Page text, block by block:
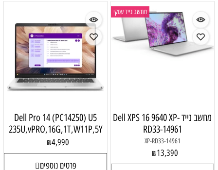
מחשב נייד עסקי
מחשב נייד Dell XPS 16 9640 XP-
RD33-14961
XP-RD33-14961
₪13,390
Dell Pro 14 (PC14250) U5
235U,vPRO,16G,1T,W11P,5Y
₪4,990
פרטים נוספים